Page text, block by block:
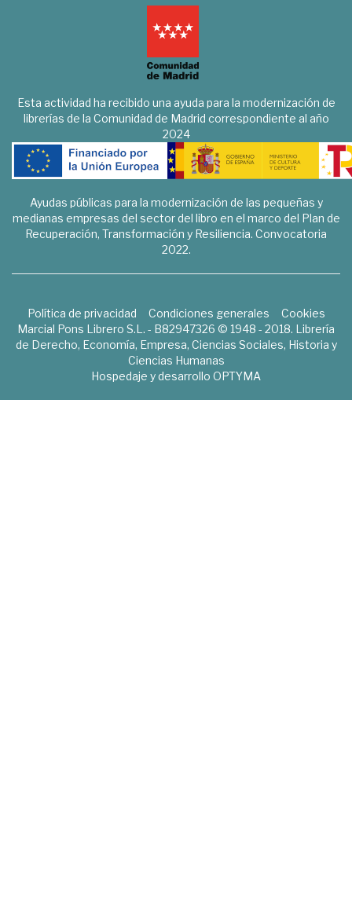
Esta actividad ha recibido una ayuda para la modernización de
librerías de la Comunidad de Madrid correspondiente al año
2024
Ayudas públicas para la modernización de las pequeñas y
medianas empresas del sector del libro en el marco del Plan de
Recuperación, Transformación y Resiliencia. Convocatoria
2022.
Política de privacidad Condiciones generales
Cookies
Marcial Pons Librero S.L. - B82947326 © 1948 - 2018. Librería
de Derecho, Economía, Empresa, Ciencias Sociales, Historia y
Ciencias Humanas
Hospedaje y desarrollo OPTYMA